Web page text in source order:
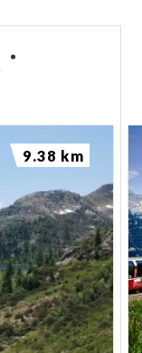
9.38 km